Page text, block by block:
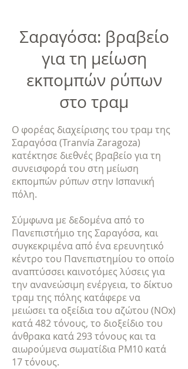
Σαραγόσα: βραβείο
για τη μείωση
εκπομπών ρύπων
στο τραμ
Ο φορέας διαχείρισης του τραμ της
Σαραγόσα (Tranvía Zaragoza)
κατέκτησε διεθνές βραβείο για τη
συνεισφορά του στη μείωση
εκπομπών ρύπων στην Ισπανική
πόλη.
Σύμφωνα με δεδομένα από το
Πανεπιστήμιο της Σαραγόσα, και
συγκεκριμένα από ένα ερευνητικό
κέντρο του Πανεπιστημίου το οποίο
αναπτύσσει καινοτόμες λύσεις για
την ανανεώσιμη ενέργεια, το δίκτυο
τραμ της πόλης κατάφερε να
μειώσει τα οξείδια του αζώτου (ΝΟx)
κατά 482 τόνους, το διοξείδιο του
άνθρακα κατά 293 τόνους και τα
αιωρούμενα σωματίδια PM10 κατά
17 τόνους.